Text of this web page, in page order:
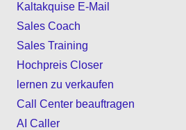
Kaltakquise E-Mail
Sales Coach
Sales Training
Hochpreis Closer
lernen zu verkaufen
Call Center beauftragen
AI Caller